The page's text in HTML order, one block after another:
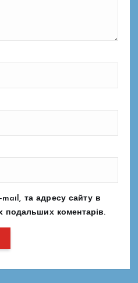
та адресу сайту в
подальших коментарів.